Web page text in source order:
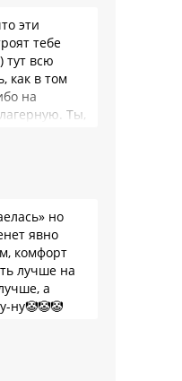
эти
тебе
тут всю
как в том
на
Ты,
но
явно
комфорт
лучше на
а
ну🤡🤡🤡